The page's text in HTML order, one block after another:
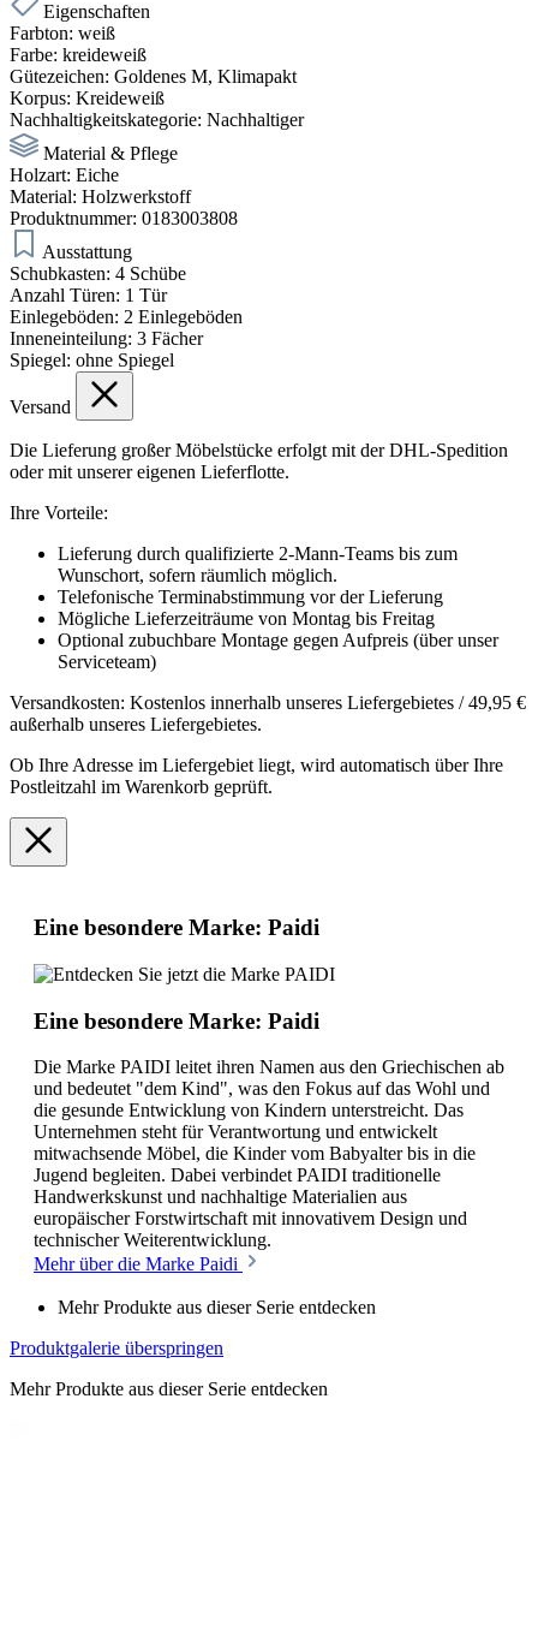
Eigenschaften
Farbton: weiß
Farbe: kreideweiß
Gütezeichen: Goldenes M, Klimapakt
Korpus: Kreideweiß
Nachhaltigkeitskategorie: Nachhaltiger
Material & Pflege
Holzart: Eiche
Material: Holzwerkstoff
Produktnummer: 0183003808
Ausstattung
Schubkasten: 4 Schübe
Anzahl Türen: 1 Tür
Einlegeböden: 2 Einlegeböden
Inneneinteilung: 3 Fächer
Spiegel: ohne Spiegel
Versand
Die Lieferung großer Möbelstücke erfolgt mit der DHL-Spedition
oder mit unserer eigenen Lieferflotte.
Ihre Vorteile:
Lieferung durch qualifizierte 2-Mann-Teams bis zum
Wunschort, sofern räumlich möglich.
Telefonische Terminabstimmung vor der Lieferung
Mögliche Lieferzeiträume von Montag bis Freitag
Optional zubuchbare Montage gegen Aufpreis (über unser
Serviceteam)
Versandkosten: Kostenlos innerhalb unseres Liefergebietes / 49,95 €
außerhalb unseres Liefergebietes.
Ob Ihre Adresse im Liefergebiet liegt, wird automatisch über Ihre
Postleitzahl im Warenkorb geprüft.
Eine besondere Marke: Paidi
Eine besondere Marke: Paidi
Die Marke PAIDI leitet ihren Namen aus den Griechischen ab
und bedeutet "dem Kind", was den Fokus auf das Wohl und
die gesunde Entwicklung von Kindern unterstreicht. Das
Unternehmen steht für Verantwortung und entwickelt
mitwachsende Möbel, die Kinder vom Babyalter bis in die
Jugend begleiten. Dabei verbindet PAIDI traditionelle
Handwerkskunst und nachhaltige Materialien aus
europäischer Forstwirtschaft mit innovativem Design und
technischer Weiterentwicklung.
Mehr über die Marke Paidi
Mehr Produkte aus dieser Serie entdecken
Produktgalerie überspringen
Mehr Produkte aus dieser Serie entdecken